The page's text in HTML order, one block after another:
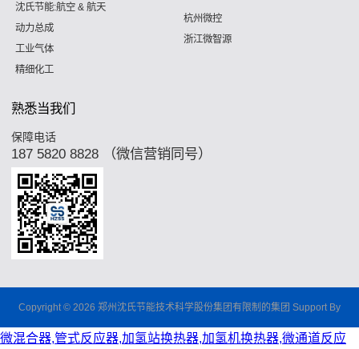
沈氏节能:航空 & 航天
动力总成
工业气体
精细化工
杭州微控
浙江微智源
熟悉当我们
保障电话
187 5820 8828 （微信营销同号）
Copyright © 2026 郑州沈氏节能技术科学股份集团有限制的集团 Support By
微混合器,管式反应器,加氢站换热器,加氢机换热器,微通道反应